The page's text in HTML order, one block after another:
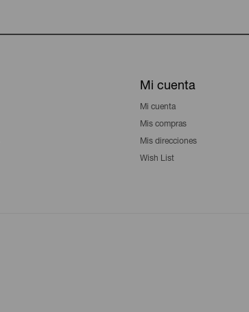
Mi cuenta
Mi cuenta
Mis compras
Mis direcciones
Wish List